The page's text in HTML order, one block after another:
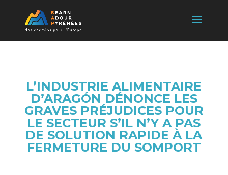
L’INDUSTRIE ALIMENTAIRE
D’ARAGÓN DÉNONCE LES
GRAVES PRÉJUDICES POUR
LE SECTEUR S’IL N’Y A PAS
DE SOLUTION RAPIDE À LA
FERMETURE DU SOMPORT